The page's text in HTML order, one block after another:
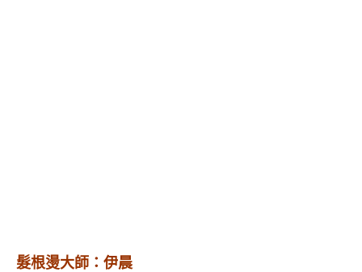
髮根燙大師：伊晨